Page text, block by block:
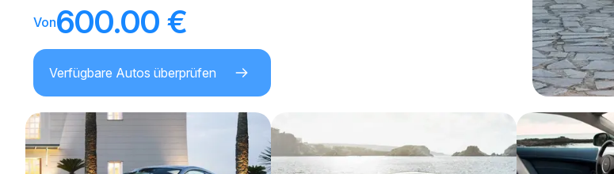
Von600.00 €
Verfügbare Autos überprüfen